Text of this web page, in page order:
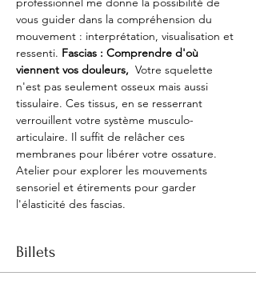
vous guider dans la compréhension du
mouvement : interprétation, visualisation et
ressenti. Fascias : Comprendre d'où
viennent vos douleurs, Votre squelette
n'est pas seulement osseux mais aussi
tissulaire. Ces tissus, en se resserrant
verrouillent votre système musculo-
articulaire. Il suffit de relâcher ces
membranes pour libérer votre ossature.
Atelier pour explorer les mouvements
sensoriel et étirements pour garder
l'élasticité des fascias.
Billets